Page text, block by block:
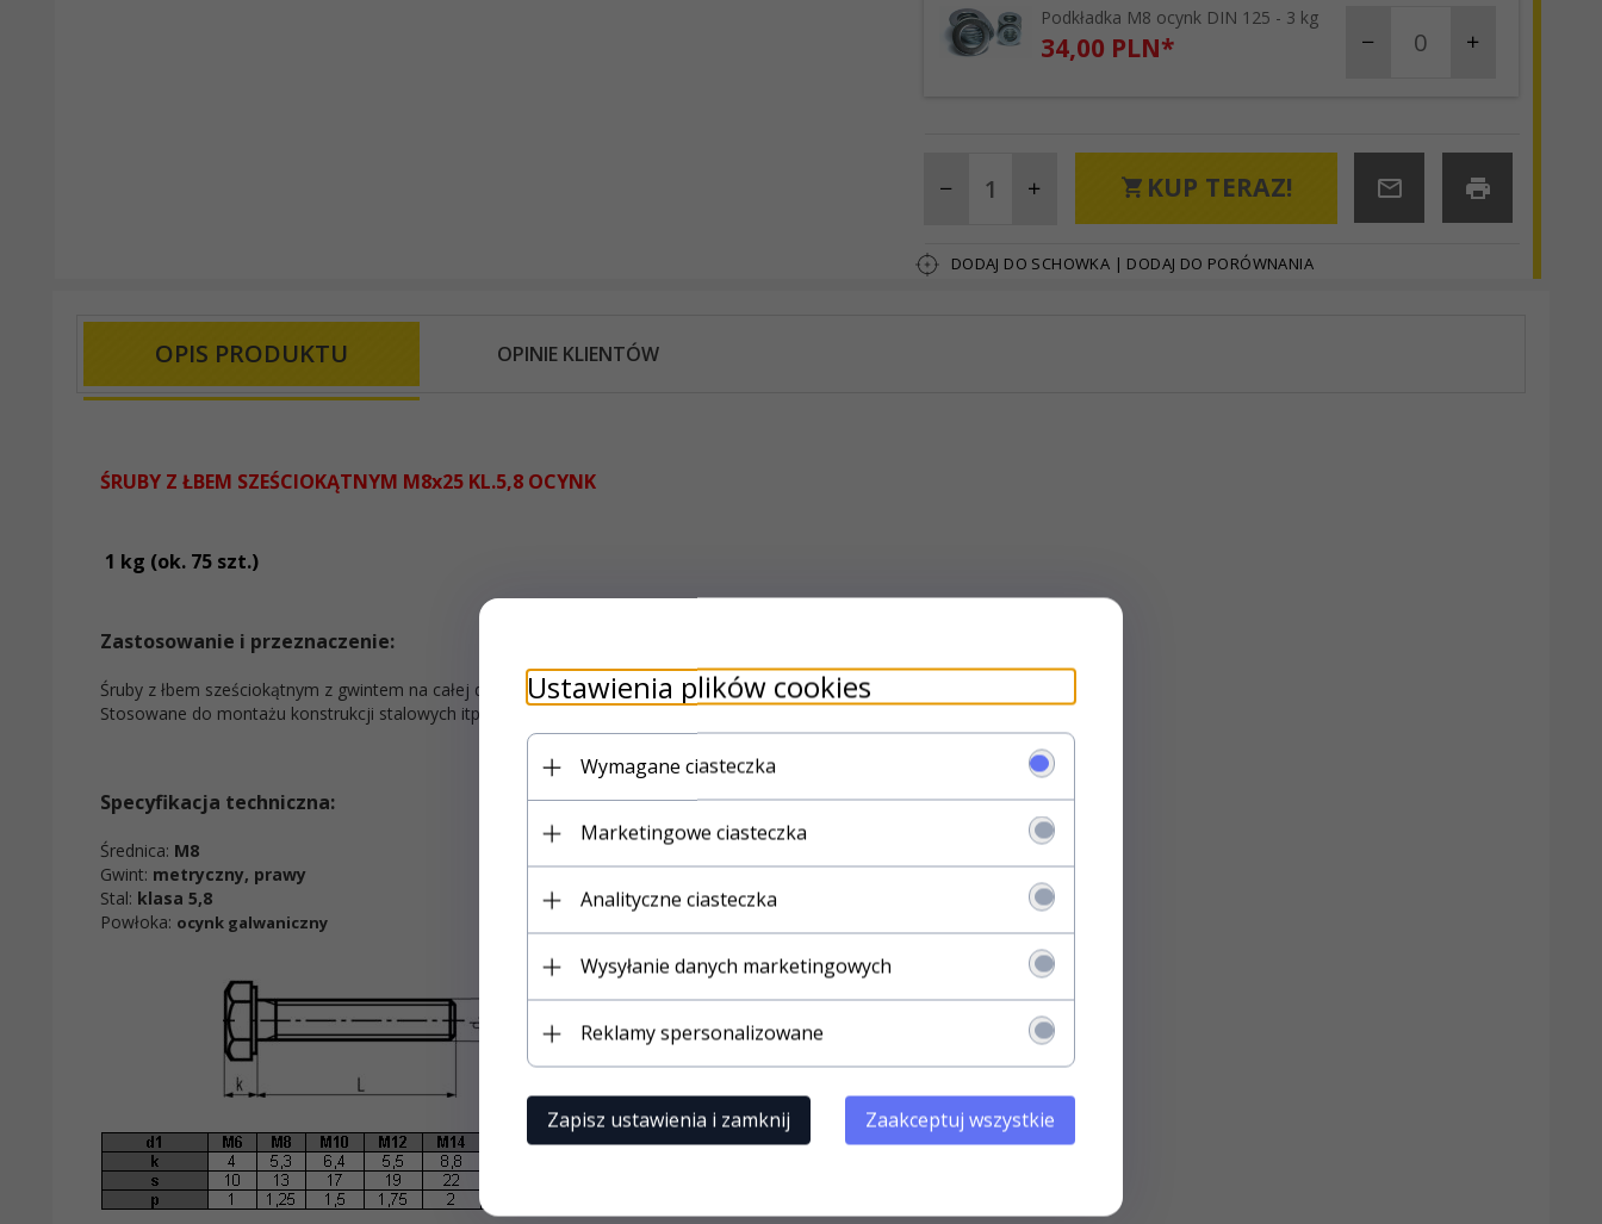
Podkładka M8 ocynk DIN 125 - 3 kg
34,00 PLN*
KUP TERAZ!
DODAJ DO SCHOWKA | DODAJ DO PORÓWNANIA
OPIS PRODUKTU OPINIE KLIENTÓW
ŚRUBY Z ŁBEM SZEŚCIOKĄTNYM M8x25 KL.5,8 OCYNK
1 kg (ok. 75 szt.)
Zastosowanie i przeznaczenie:
Śruby z łbem sześciokątnym z gwintem na całej długości.
Stosowane do montażu konstrukcji stalowych itp.
Specyfikacja techniczna:
Średnica: M8
Gwint: metryczny, prawy
Stal: klasa 5,8
Powłoka: ocynk galwaniczny
Ustawienia plików cookies
Wymagane ciasteczka
Marketingowe ciasteczka
Analityczne ciasteczka
Wysyłanie danych marketingowych
Reklamy spersonalizowane
Zapisz ustawienia i zamknij Zaakceptuj wszystkie